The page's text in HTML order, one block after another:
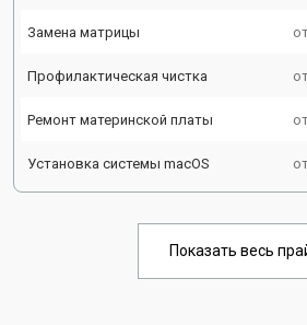
Замена матрицы
Профилактическая чистка
Ремонт материнской платы
Установка системы macOS
Показать весь